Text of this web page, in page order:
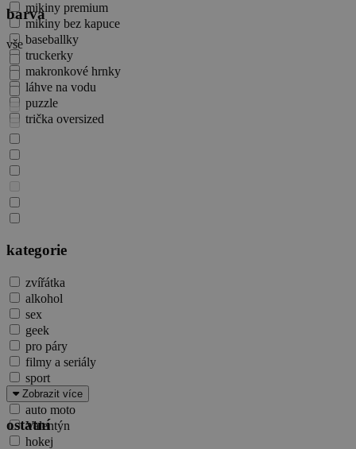
mikiny premium
mikiny bez kapuce
baseballky
truckerky
makronkové hrnky
láhve na vodu
puzzle
trička oversized
barva
vše
kategorie
zvířátka
alkohol
sex
geek
pro páry
filmy a seriály
sport
láska
auto moto
Valentýn
hokej
Zobrazit více
ostatní